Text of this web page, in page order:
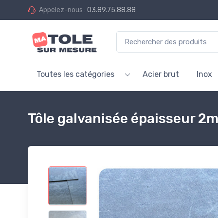
Appelez-nous : 03.89.75.88.88
Toutes les catégories Acier brut Inox
Tôle galvanisée épaisseur